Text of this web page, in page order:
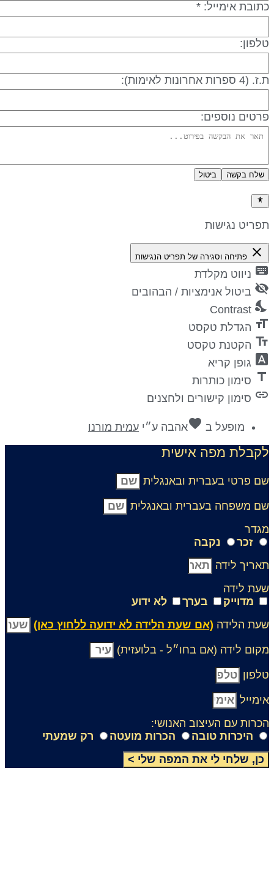
אימייל: *
ספרות אחרונות לאימות):
נוספים:
שלח בקשה ביטול
נגישות
close פתיחה וסגירה של תפריט הנגישות
ניווט מקלדת
ביטול אנימציות / הבהובים
Contrast
הגדלת טקסט
הקטנת טקסט
גופן קריא
סימון כותרות
סימון קישורים ולחצנים
מופעל בfavoriteאהבהע״יעמית מורנו
מפה אישית
פרטי בעברית ובאנגלית
משפחה בעברית ובאנגלית
זכר
נקבה
לידה
לידה
מדוייק
בערך
לא ידוע
הלידה(אם שעת הלידה לא ידועה ללחוץ כאן)
לידה (אם בחו״ל - בלועזית)
עם העיצוב האנושי:
היכרות טובה
הכרות מועטה
רק שמעתי
כן, שלחי לי את המפה שלי >